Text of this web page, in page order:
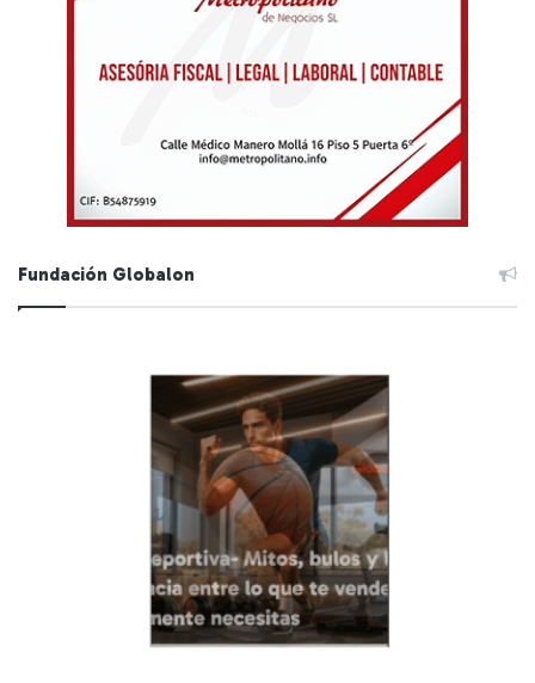
Fundación Globalon